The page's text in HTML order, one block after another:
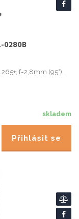
0280B
f=2,8mm (95°),
skladem
Přihlásit se